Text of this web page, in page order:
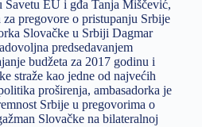
Savetu EU i gđa Tanja Miščević,
pregovore o pristupanju Srbije
Slovačke u Srbiji Dagmar
predsedavanjem
budžeta za 2017 godinu i
straže kao jedne od najvećih
proširenja, ambasadorka je
Srbije u pregovorima o
Slovačke na bilateralnoj